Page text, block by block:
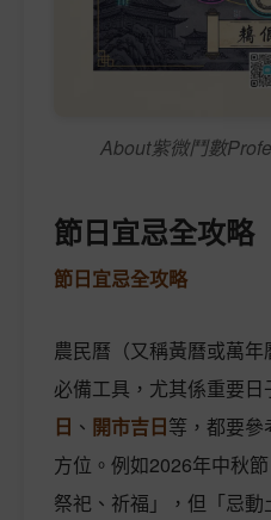
About紫微鬥數
節日宜忌全攻略
節日宜忌全攻略
農民曆（又稱黃曆或萬
必備工具，尤其係重要日
日 、 開市吉日等，都要參
方位。例如2026年中秋
祭祀、祈福」，但「忌